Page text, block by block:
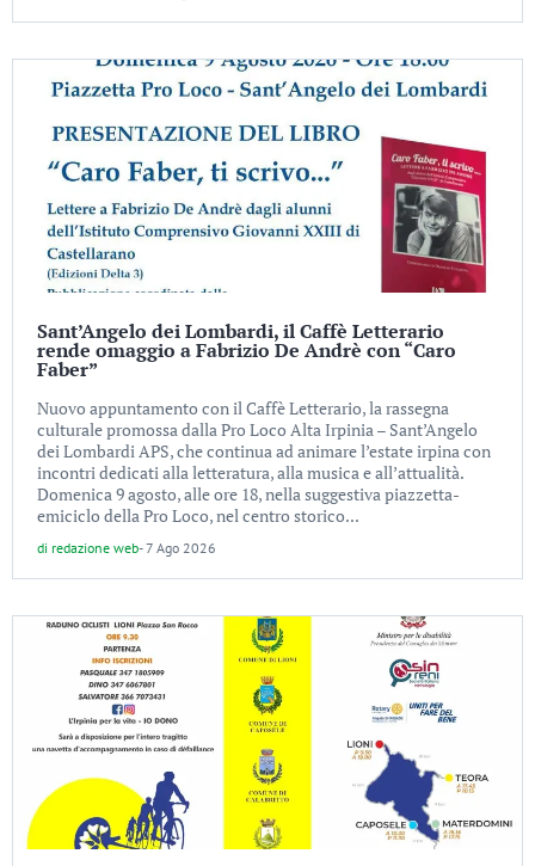
Sant’Angelo dei Lombardi, il Caffè Letterario
rende omaggio a Fabrizio De Andrè con “Caro
Faber”
Nuovo appuntamento con il Caffè Letterario, la rassegna
culturale promossa dalla Pro Loco Alta Irpinia – Sant’Angelo
dei Lombardi APS, che continua ad animare l’estate irpina con
incontri dedicati alla letteratura, alla musica e all’attualità.
Domenica 9 agosto, alle ore 18, nella suggestiva piazzetta-
emiciclo della Pro Loco, nel centro storico...
di redazione web-7 Ago 2026